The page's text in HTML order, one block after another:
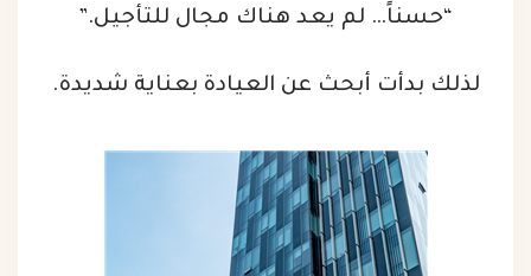
“حسناً… لم يعد هناك مجال للتأجيل.”
لذلك بدأت أبحث عن العيادة بعناية شديدة.